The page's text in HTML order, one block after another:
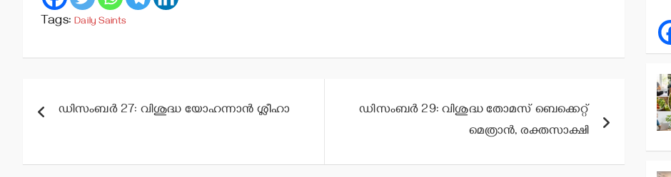
Tags: Daily Saints
navigation
ഡിസംബര്‍ 27: വിശുദ്ധ യോഹന്നാന്‍ ശ്ലീഹാ
ഡിസംബര്‍ 29: വിശുദ്ധ തോമസ് ബെക്കെറ്റ്
മെത്രാന്‍, രക്തസാക്ഷി